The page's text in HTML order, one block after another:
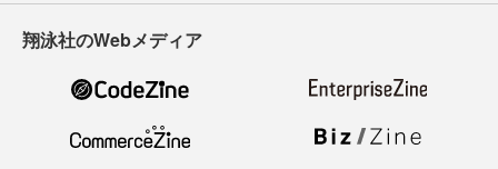
翔泳社のWebメディア